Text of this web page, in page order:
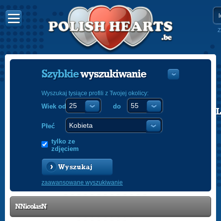
POLISH
Szybkiewyszukiwanie
Wyszukaj tysiące profili z Twojej okolicy:
Wiek od do
Płeć
tylko ze
zdjęciem
Wyszukaj
zaawansowane wyszukiwanie
NNicolasN